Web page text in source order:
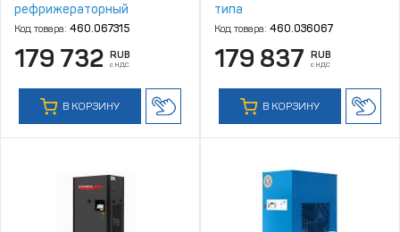
рефрижераторный
Код товара: 460.067315
179 732 RUB
с НДС
В КОРЗИНУ
типа
Код товара: 460.036067
179 837 RUB
с НДС
В КОРЗИНУ